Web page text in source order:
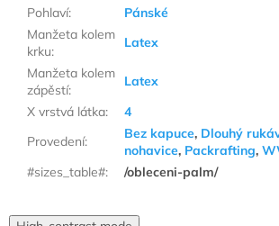
Pohlaví:
Pánské
Manžeta kolem
krku:
Latex
Manžeta kolem
zápěstí:
Latex
X vrstvá látka:
4
Provedení: Bez kapuce, Dlouhý
nohavice, Packrafting,
#sizes_table#: /obleceni-palm/